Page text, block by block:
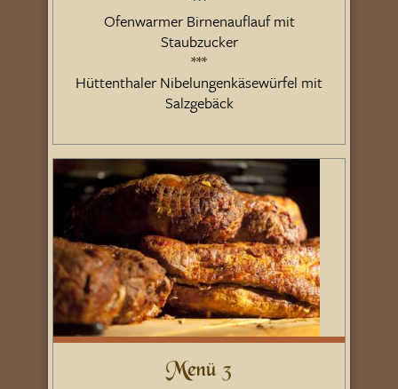
Ofenwarmer Birnenauflauf mit
Staubzucker
***
Hüttenthaler Nibelungenkäsewürfel mit
Salzgebäck
Menü 3